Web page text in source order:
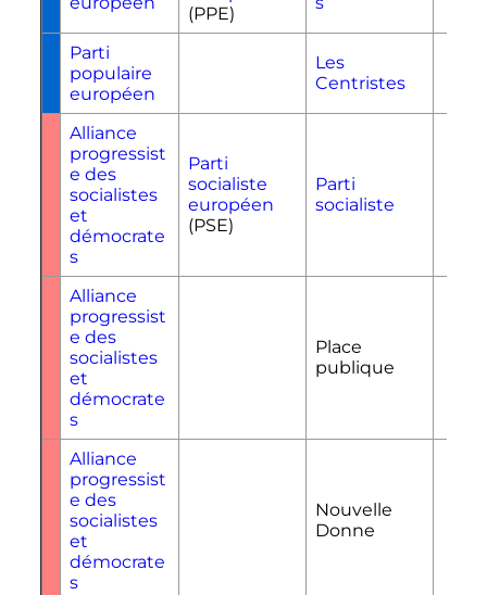
(PPE)
Parti
populaire
européen
Les
Centristes
Alliance
progressist
e des
socialistes
et
démocrate
s
Parti
socialiste
européen
(PSE)
Parti
socialiste
Alliance
progressist
e des
socialistes
et
démocrate
s
Place
publique
Alliance
progressist
e des
socialistes
et
démocrate
s
Nouvelle
Donne